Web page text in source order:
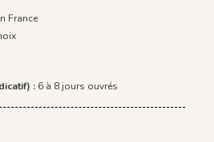
France
: 6 à 8 jours ouvrés